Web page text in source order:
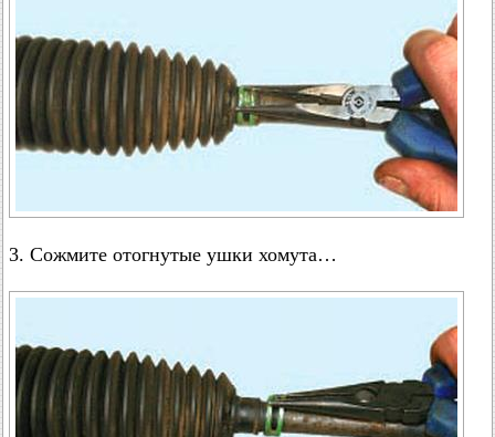
3. Сожмите отогнутые ушки хомута…